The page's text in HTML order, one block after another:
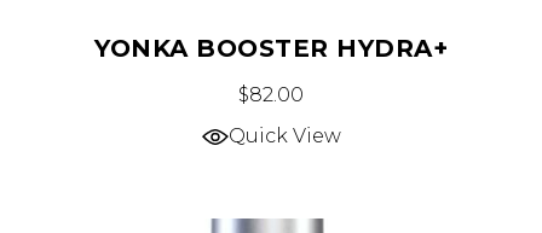
YONKA BOOSTER HYDRA+
$82.00
Quick View